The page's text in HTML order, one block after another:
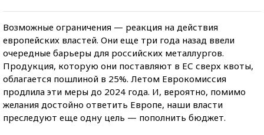
Возможные ограничения — реакция на действия
европейских властей. Они еще три года назад ввели
очередные барьеры для российских металлургов.
Продукция, которую они поставляют в ЕС сверх квоты,
облагается пошлиной в 25%. Летом Еврокомиссия
продлила эти меры до 2024 года. И, вероятно, помимо
желания достойно ответить Европе, наши власти
преследуют еще одну цель — пополнить бюджет.